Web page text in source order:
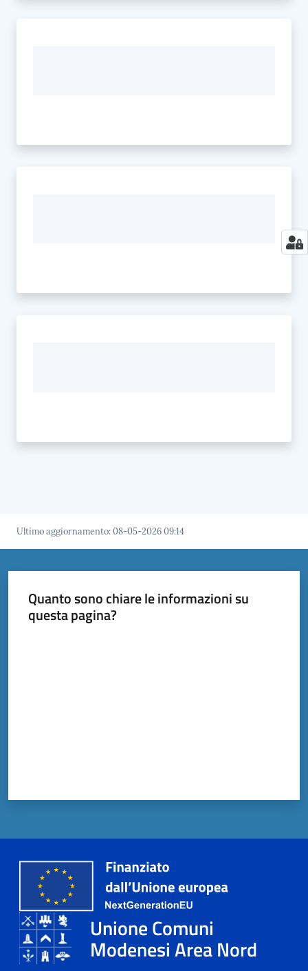
Ultimo aggiornamento:08-05-2026 09:14
Quanto sono chiare le informazioni su
questa pagina?
Unione Comuni
Modenesi Area Nord